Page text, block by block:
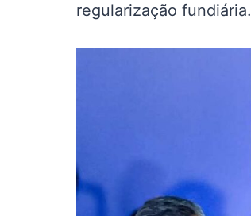
regularização fundiária.